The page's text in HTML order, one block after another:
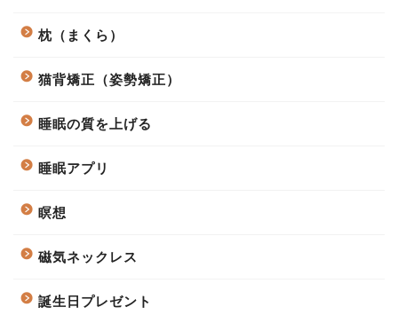
枕（まくら）
猫背矯正（姿勢矯正）
睡眠の質を上げる
睡眠アプリ
瞑想
磁気ネックレス
誕生日プレゼント